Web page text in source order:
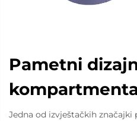
Pametni
Jedna od izvještačkih